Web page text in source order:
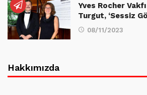
Yves Rocher
Turgut, ‘Sessiz
08/11/2023
Hakkımızda